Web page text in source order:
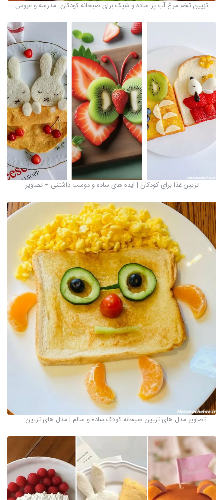
تزیین تخم مرغ آب پز ساده و شیک برای صبحانه کودکان، مدرسه و عروس
تزیین غذا برای کودکان | ایده های ساده و دوست داشتنی + تصاویر
تصاویر مدل های تزیین صبحانه کودک ساده و سالم | مدل های تزیین ...